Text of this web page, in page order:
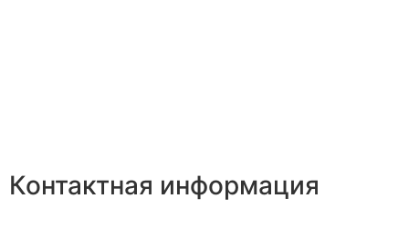
Контактная информация